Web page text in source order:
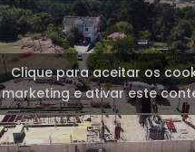
Clique para aceitar os
marketing e ativar este